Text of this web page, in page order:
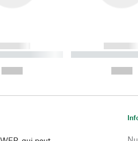
----------
------------
-----------